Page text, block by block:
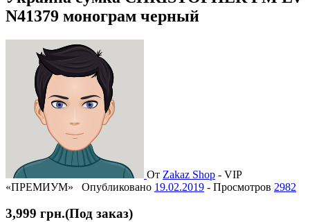
N41379 монограм черный
От Zakaz Shop - VIP
«ПРЕМИУМ»
Опубликовано 19.02.2019 - Просмотров 2982
3,999 грн.(Под заказ)